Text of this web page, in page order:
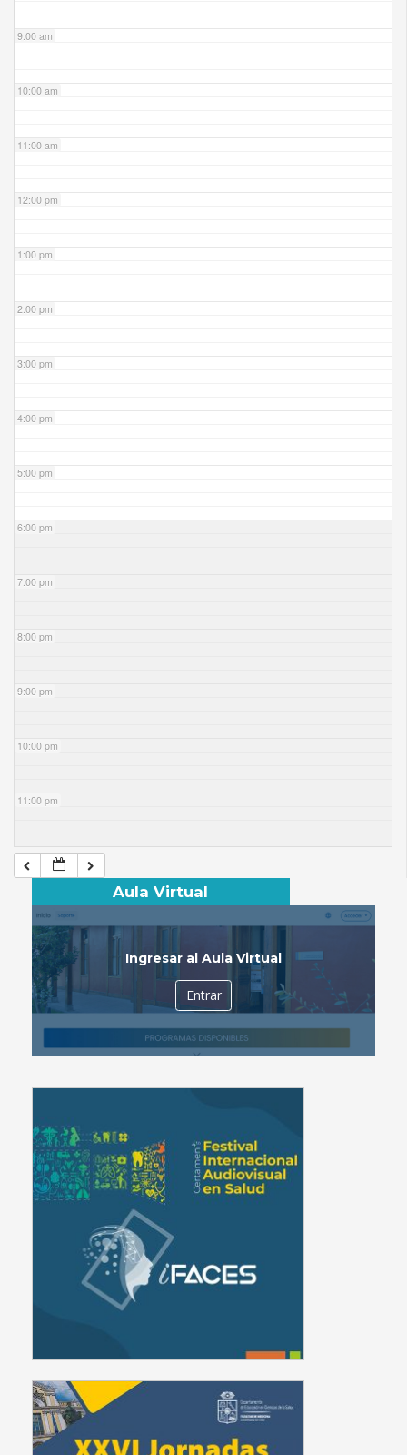
9:00 am
10:00 am
11:00 am
12:00 pm
1:00 pm
2:00 pm
3:00 pm
4:00 pm
5:00 pm
6:00 pm
7:00 pm
8:00 pm
9:00 pm
10:00 pm
11:00 pm
Aula Virtual
Ingresar al Aula Virtual
Entrar